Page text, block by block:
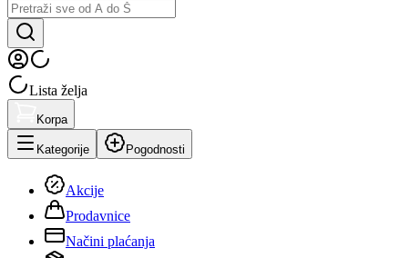
Lista želja
Korpa
Kategorije Pogodnosti
Akcije
Prodavnice
Načini plaćanja